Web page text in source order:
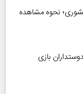
کشوری؛ نحوه مشاهده